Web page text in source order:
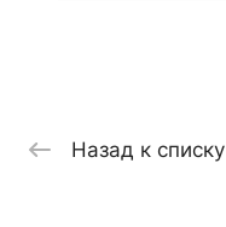
Назад к списку